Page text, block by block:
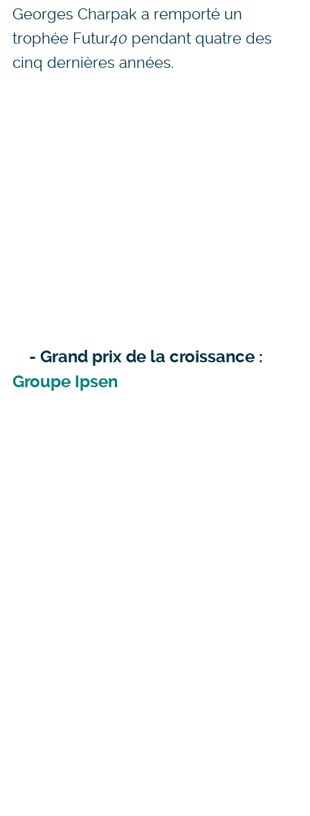
Georges Charpak a remporté un
trophée Futur40 pendant quatre des
cinq dernières années.
- Grand prix de la croissance :
Groupe Ipsen